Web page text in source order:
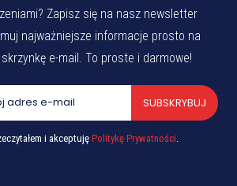
Zapisz się na nasz newsletter
najważniejsze informacje prosto na
e-mail. To proste i darmowe!
SUBSKRYBUJ
i akceptujęPolitykę Prywatności.